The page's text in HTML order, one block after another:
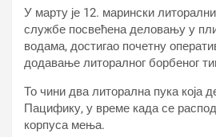
У марту је 12. марински
службе посвећена деловању у
водама, достигао почетну
додавање литоралног борбеног
То чини два литорална пука која
Пацифику, у време када се
корпуса мења.